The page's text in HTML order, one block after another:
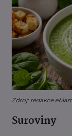
Zdroj: redakce
Suroviny